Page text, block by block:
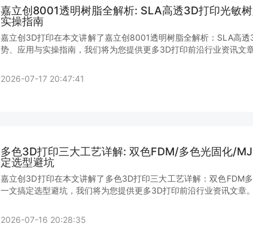
嘉立创8001透明树脂全解析: SLA高透3D打印光敏
实操指南
嘉立创3D打印在本文讲解了嘉立创8001透明树脂全解析：SLA高
势、应用与实操指南，我们将为您提供更多3D打印前沿行业资讯文章
2026-07-17 20:47:41
多色3D打印三大工艺详解: 双色FDM/多色光固化/
定选型避坑
嘉立创3D打印在本文讲解了多色3D打印三大工艺详解：双色FDM
一文搞定选型避坑，我们将为您提供更多3D打印前沿行业资讯文章。
2026-07-16 20:28:35